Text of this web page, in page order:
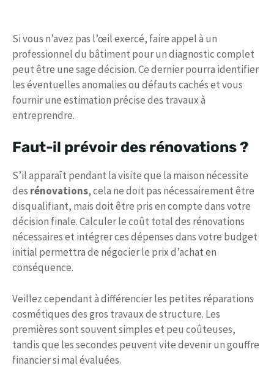
Si vous n’avez pas l’œil exercé, faire appel à un
professionnel du bâtiment pour un diagnostic complet
peut être une sage décision. Ce dernier pourra identifier
les éventuelles anomalies ou défauts cachés et vous
fournir une estimation précise des travaux à
entreprendre.
Faut-il prévoir des rénovations ?
S’il apparaît pendant la visite que la maison nécessite
des rénovations, cela ne doit pas nécessairement être
disqualifiant, mais doit être pris en compte dans votre
décision finale. Calculer le coût total des rénovations
nécessaires et intégrer ces dépenses dans votre budget
initial permettra de négocier le prix d’achat en
conséquence.
Veillez cependant à différencier les petites réparations
cosmétiques des gros travaux de structure. Les
premières sont souvent simples et peu coûteuses,
tandis que les secondes peuvent vite devenir un gouffre
financier si mal évaluées.